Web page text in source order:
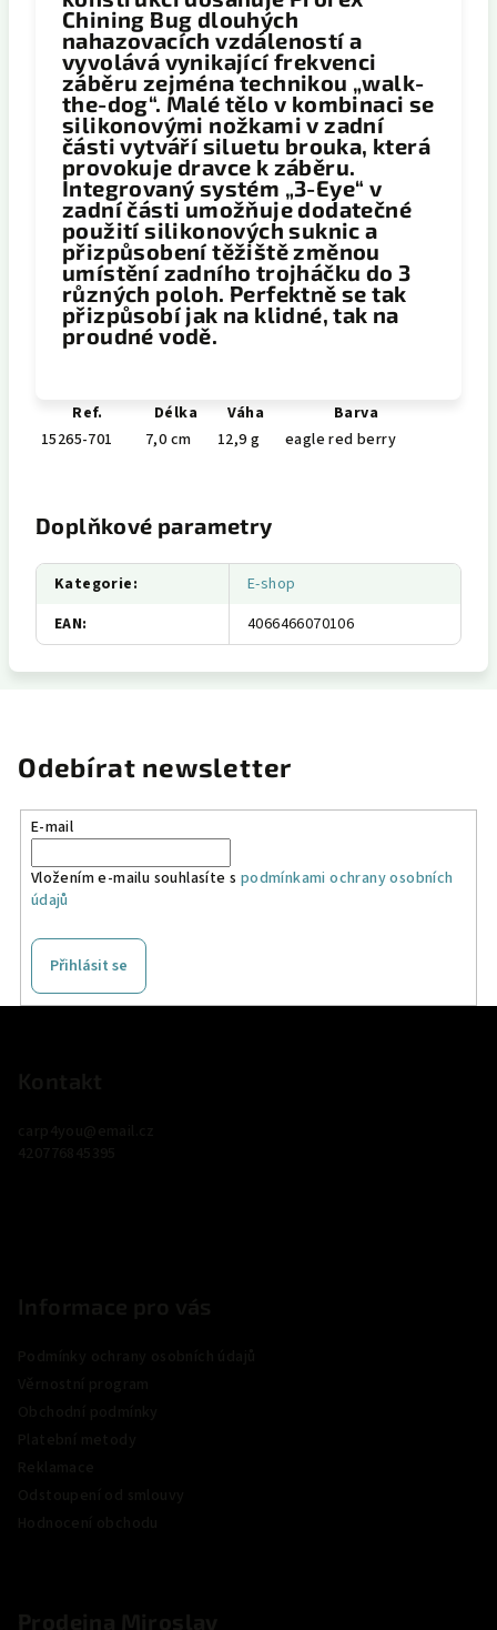
Chining Bug dlouhých
nahazovacích vzdáleností a
vyvolává vynikající frekvenci
záběru zejména technikou „walk-
the-dog“. Malé tělo v kombinaci se
silikonovými nožkami v zadní
části vytváří siluetu brouka, která
provokuje dravce k záběru.
Integrovaný systém „3-Eye“ v
zadní části umožňuje dodatečné
použití silikonových suknic a
přizpůsobení těžiště změnou
umístění zadního trojháčku do 3
různých poloh. Perfektně se tak
přizpůsobí jak na klidné, tak na
proudné vodě.
Ref. Délka Váha
Barva
15265-701
7,0 cm 12,9 g eagle red berry
Doplňkové parametry
Kategorie:
E-shop
EAN: 4066466070106
Odebírat newsletter
E-mail
Vložením e-mailu souhlasíte s podmínkami ochrany osobních
údajů
Přihlásit se